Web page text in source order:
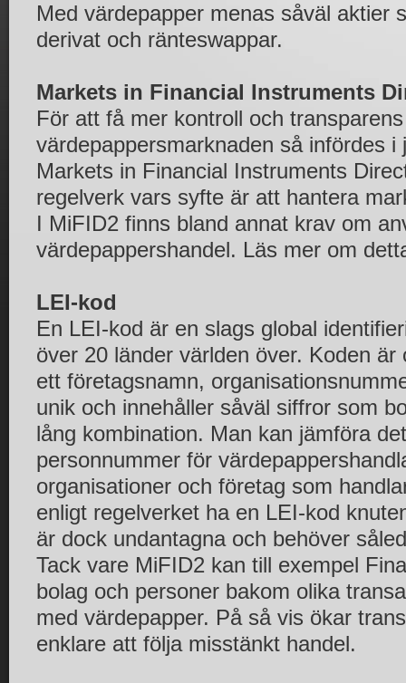
Med värdepapper menas såväl aktier
derivat och ränteswappar.
Markets in Financial Instruments
För att få mer kontroll och
värdepappersmarknaden så infördes i
Markets in Financial Instruments
regelverk vars syfte är att hantera
I MiFID2 finns bland annat krav om
värdepappershandel. Läs mer om
LEI-kod
En LEI-kod är en slags global
över 20 länder världen över. Koden
ett företagsnamn,
unik och innehåller såväl siffror som
lång kombination. Man kan jämföra
personnummer för
organisationer och företag som
enligt regelverket ha en LEI-kod
är dock undantagna och behöver
Tack vare MiFID2 kan till exempel
bolag och personer bakom olika
med värdepapper. På så vis ökar
enklare att följa misstänkt handel.